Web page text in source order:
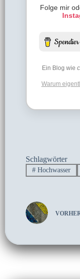
Folge mir
Ein Blog wie
Warum
Schlagwörter
#Hochwasser